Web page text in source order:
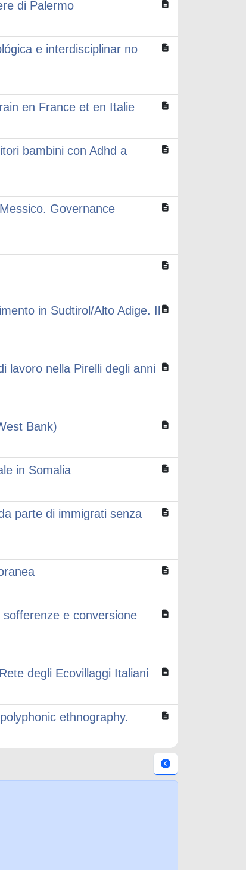
di Palermo
e interdisciplinar no
en France et en Italie
bambini con Adhd a
Governance
in Sudtirol/Alto Adige. Il
lavoro nella Pirelli degli anni
Bank)
in Somalia
parte di immigrati senza
e conversione
degli Ecovillaggi Italiani
ethnography.